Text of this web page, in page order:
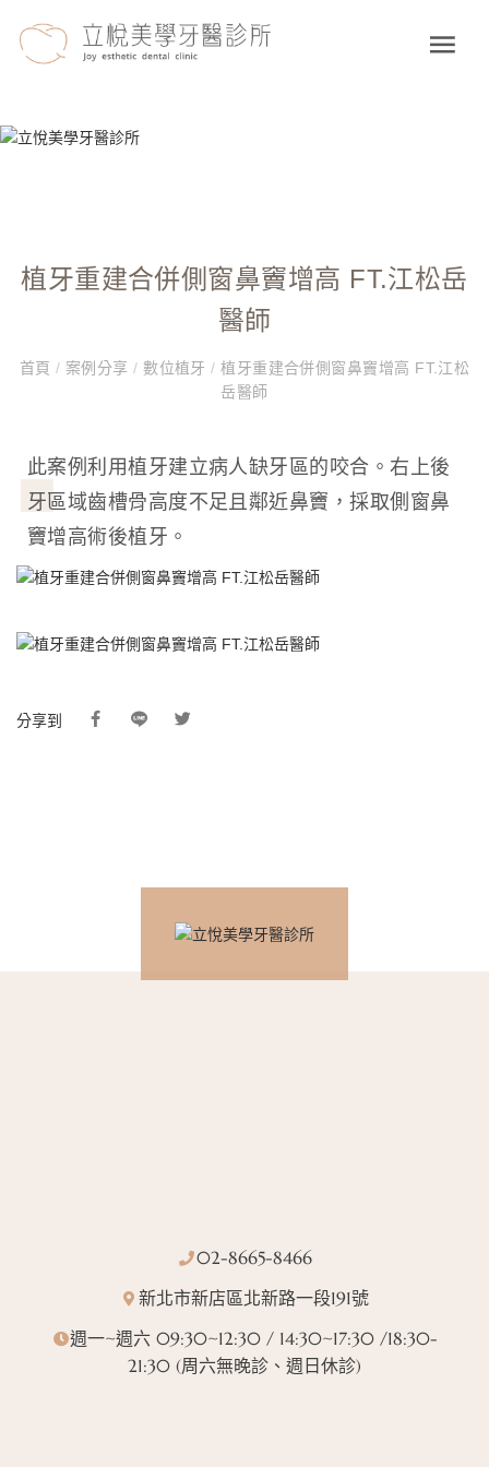
植牙重建合併側窗鼻竇增高 FT.江松岳
醫師
首頁/ 案例分享/ 數位植牙/ 植牙重建合併側窗鼻竇增高 FT.江松
岳醫師
此案例利用植牙建立病人缺牙區的咬合。右上後
牙區域齒槽骨高度不足且鄰近鼻竇，採取側窗鼻
竇增高術後植牙。
分享到
02-8665-8466
新北市新店區北新路一段191號
週一~週六 09:30~12:30 / 14:30~17:30 /18:30-
21:30 (周六無晚診、週日休診)